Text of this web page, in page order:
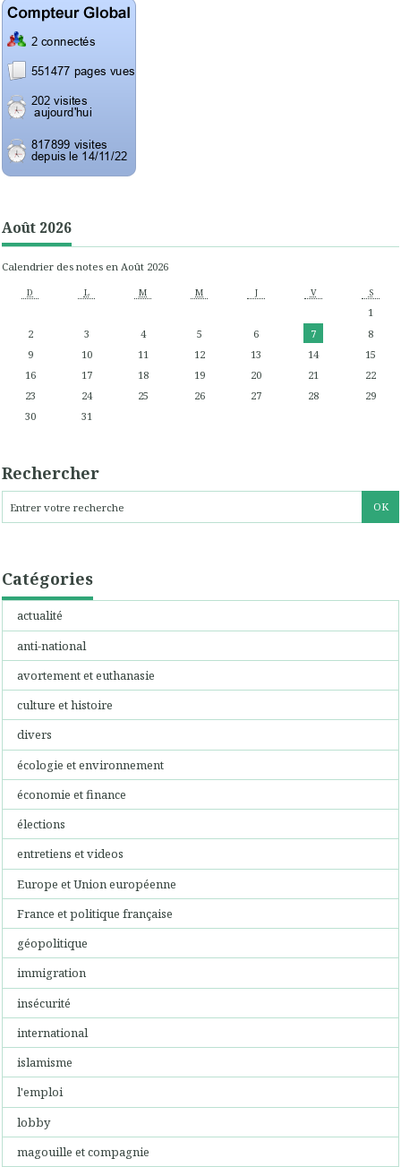
Août 2026
Calendrier des notes en Août 2026
D L M M J V S
1
2
3 4 5 6 7
8
9
10 11 12 13 14
15
16
17 18 19 20 21
22
23
24 25 26 27 28
29
30
31
Rechercher
Catégories
actualité
anti-national
avortement et euthanasie
culture et histoire
divers
écologie et environnement
économie et finance
élections
entretiens et videos
Europe et Union européenne
France et politique française
géopolitique
immigration
insécurité
international
islamisme
l'emploi
lobby
magouille et compagnie